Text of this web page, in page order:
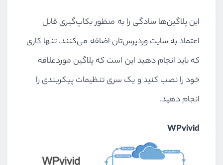
این پلاگین‌ها سادگی را به منظور بکاپ‌گیری قابل
اعتماد به سایت وردپرس‌تان اضافه می‌کنند. تنها کاری
که باید انجام دهید این است که پلاگین موردعلاقه
خود را نصب کنید و یک سری تنظیمات پیکربندی را
انجام دهید.
WPvivid